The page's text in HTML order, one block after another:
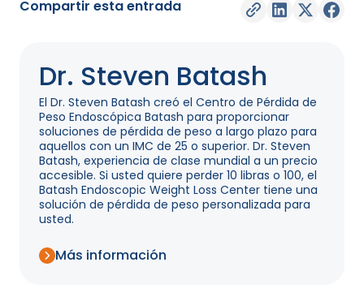
Compartir esta entrada
Dr. Steven Batash
El Dr. Steven Batash creó el Centro de Pérdida de
Peso Endoscópica Batash para proporcionar
soluciones de pérdida de peso a largo plazo para
aquellos con un IMC de 25 o superior. Dr. Steven
Batash, experiencia de clase mundial a un precio
accesible. Si usted quiere perder 10 libras o 100, el
Batash Endoscopic Weight Loss Center tiene una
solución de pérdida de peso personalizada para
usted.
Más información